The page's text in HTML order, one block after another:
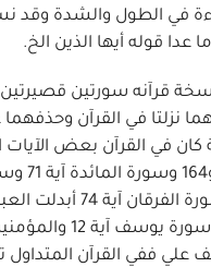
في الطول والشدة وقد
قوله أيها الذين الخ.
قرآنه سورتين
نزلتا في القرآن
في القرآن بعض الآيات
أئمة الأصلية
علي ففي القرآن